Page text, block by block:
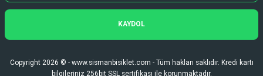
KAYDOL
Copyright 2026 © - www.sismanbisiklet.com - Tüm hakları saklıdır. Kredi kartı
bilgileriniz 256bit SSL sertifikası ile korunmaktadır.